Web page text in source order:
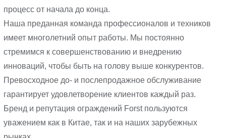
процесс от начала до конца.
Наша преданная команда профессионалов и техников
имеет многолетний опыт работы. Мы постоянно
стремимся к совершенствованию и внедрению
инноваций, чтобы быть на голову выше конкурентов.
Превосходное до- и послепродажное обслуживание
гарантирует удовлетворение клиентов каждый раз.
Бренд и репутация ограждений Forst пользуются
уважением как в Китае, так и на наших зарубежных